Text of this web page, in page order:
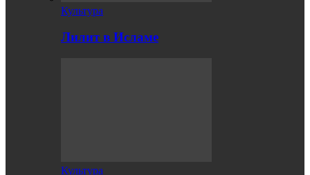
Культура
Лилит в Исламе
Культура